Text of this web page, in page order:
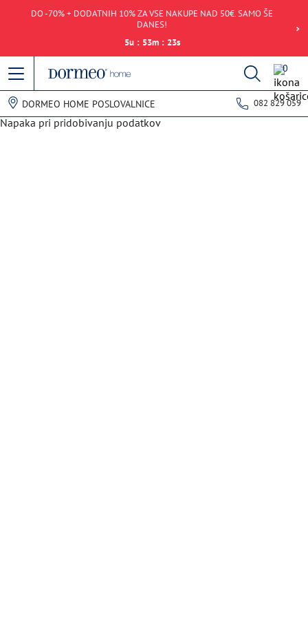
DO -70% + DODATNIH 10% ZA VSE NAKUPE NAD 50€. SAMO ŠE
DANES!
5u : 53m : 23s
0
DORMEO HOME POSLOVALNICE 082 829 059
Napaka pri pridobivanju podatkov